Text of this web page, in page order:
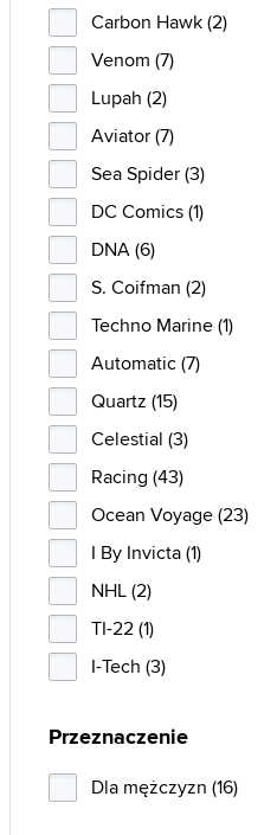
Carbon Hawk (2)
Venom (7)
Lupah (2)
Aviator (7)
Sea Spider (3)
DC Comics (1)
DNA (6)
S. Coifman (2)
Techno Marine (1)
Automatic (7)
Quartz (15)
Celestial (3)
Racing (43)
Ocean Voyage (23)
I By Invicta (1)
NHL (2)
TI-22 (1)
I-Tech (3)
Przeznaczenie
Dla mężczyzn (16)